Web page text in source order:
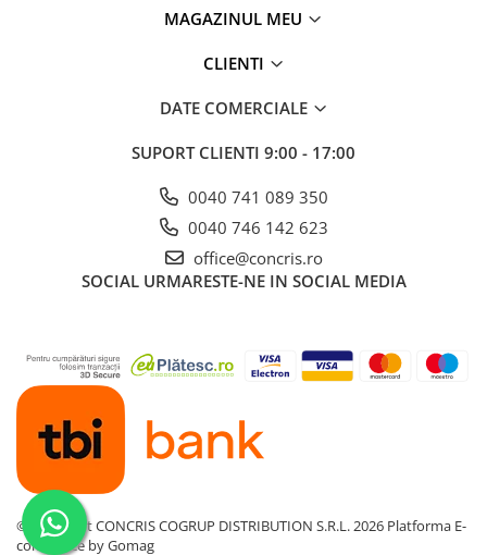
MAGAZINUL MEU
CLIENTI
DATE COMERCIALE
SUPORT CLIENTI 9:00 - 17:00
0040 741 089 350
0040 746 142 623
office@concris.ro
SOCIAL URMARESTE-NE IN SOCIAL MEDIA
©Copyright CONCRIS COGRUP DISTRIBUTION S.R.L. 2026 Platforma E-
commerce by Gomag